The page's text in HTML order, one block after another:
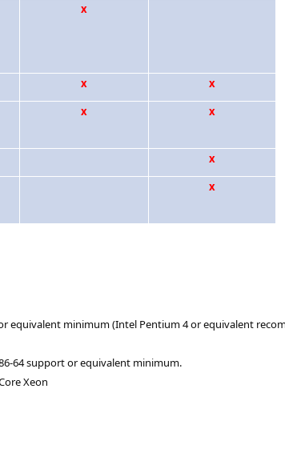
x
x
x
x x
x
x
equivalent minimum (Intel Pentium 4 or equivalent
64 support or equivalent minimum.
Xeon